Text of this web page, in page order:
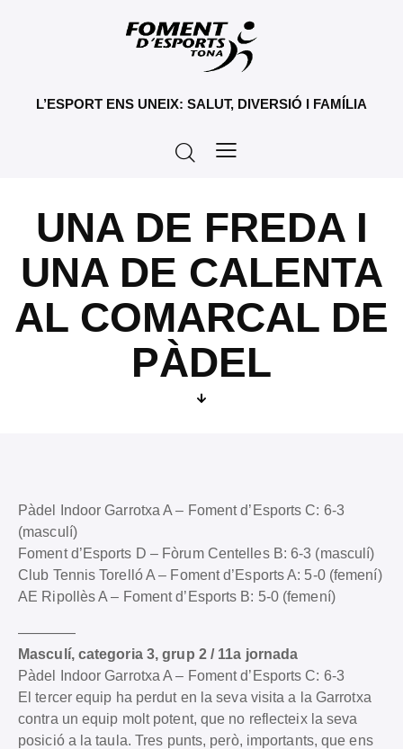
L’ESPORT ENS UNEIX: SALUT, DIVERSIÓ I FAMÍLIA
UNA DE FREDA I
UNA DE CALENTA
AL COMARCAL DE
PÀDEL
Pàdel Indoor Garrotxa A – Foment d’Esports C: 6-3
(masculí)
Foment d’Esports D – Fòrum Centelles B: 6-3 (masculí)
Club Tennis Torelló A – Foment d’Esports A: 5-0 (femení)
AE Ripollès A – Foment d’Esports B: 5-0 (femení)
————
Masculí, categoria 3, grup 2 / 11a jornada
Pàdel Indoor Garrotxa A – Foment d’Esports C: 6-3
El tercer equip ha perdut en la seva visita a la Garrotxa
contra un equip molt potent, que no reflecteix la seva
posició a la taula. Tres punts, però, importants, que ens